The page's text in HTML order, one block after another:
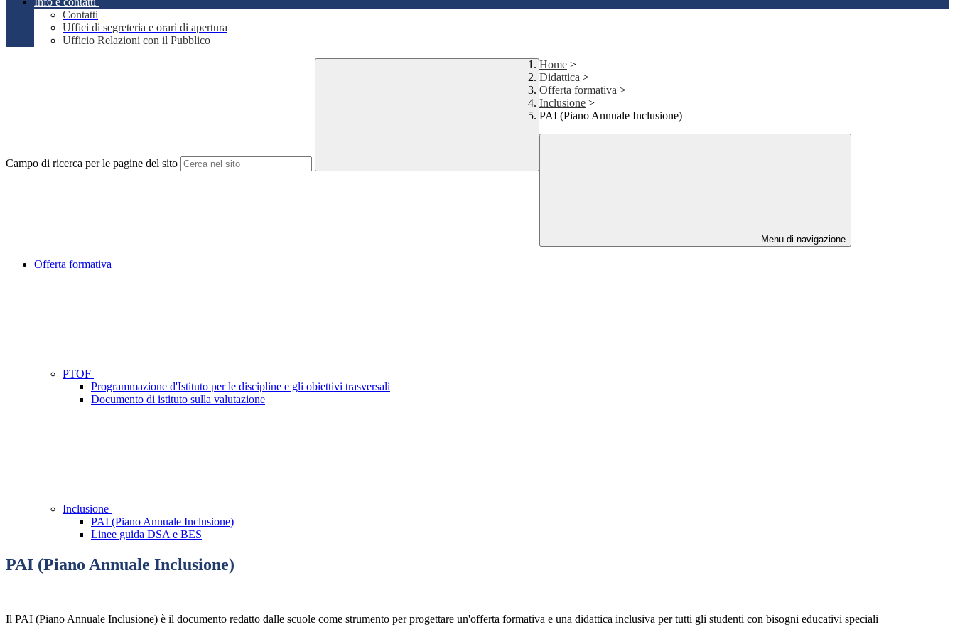
Contatti
Uffici di segreteria e orari di apertura
Ufficio Relazioni con il Pubblico
Campo di ricerca per le pagine del sito
Home >
Didattica >
Offerta formativa >
Inclusione >
PAI (Piano Annuale Inclusione)
Menu di navigazione
Offerta formativa
PTOF
Programmazione d'Istituto per le discipline e gli obiettivi trasversali
Documento di istituto sulla valutazione
Inclusione
PAI (Piano Annuale Inclusione)
Linee guida DSA e BES
PAI (Piano Annuale Inclusione)
Il PAI (Piano Annuale Inclusione) è il documento redatto dalle scuole come strumento per progettare un'offerta formativa e una didattica inclusiva per tutti gli studenti con bisogni educativi speciali